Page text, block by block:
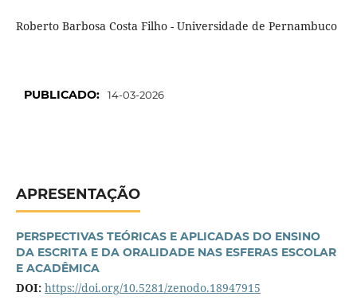
Roberto Barbosa Costa Filho - Universidade de Pernambuco
PUBLICADO: 14-03-2026
APRESENTAÇÃO
PERSPECTIVAS TEÓRICAS E APLICADAS DO ENSINO
DA ESCRITA E DA ORALIDADE NAS ESFERAS ESCOLAR
E ACADÊMICA
DOI: https://doi.org/10.5281/zenodo.18947915